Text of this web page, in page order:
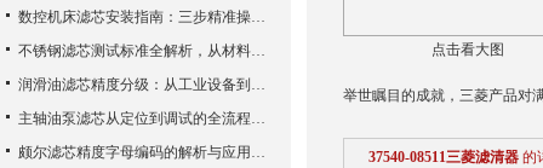
点击看大图
举世瞩目的成就，三菱产品对
37540-08511三菱滤清器 的
数控机床滤芯安装指南：三步精准操作，杜绝设备“亚健康”
不锈钢滤芯测试标准全解析，从材料性能到应用场景的严苛验证
润滑油滤芯精度分级：从工业设备到精密系统的过滤密码
主轴油泵滤芯从定位到调试的全流程解析
颇尔滤芯精度字母编码的解析与应用指南